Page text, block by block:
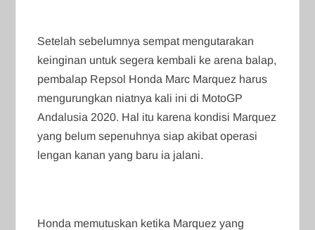
Setelah sebelumnya sempat mengutarakan
keinginan untuk segera kembali ke arena balap,
pembalap Repsol Honda Marc Marquez harus
mengurungkan niatnya kali ini di MotoGP
Andalusia 2020. Hal itu karena kondisi Marquez
yang belum sepenuhnya siap akibat operasi
lengan kanan yang baru ia jalani.
Honda memutuskan ketika Marquez yang